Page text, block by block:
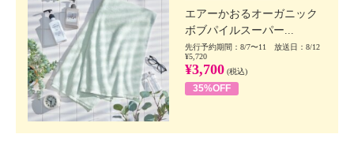
エアーかおるオーガニック
ボブパイルスーパー...
先行予約期間：8/7〜11 放送日：8/12
¥5,720
¥3,700 (税込)
35%OFF